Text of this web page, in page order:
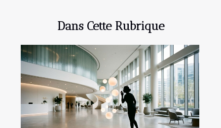
Dans Cette Rubrique